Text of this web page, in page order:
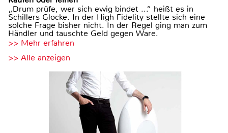
„Drum prüfe, wer sich ewig bindet ...“ heißt es in
Schillers Glocke. In der High Fidelity stellte sich eine
solche Frage bisher nicht. In der Regel ging man zum
Händler und tauschte Geld gegen Ware.
>> Mehr erfahren
>> Alle anzeigen